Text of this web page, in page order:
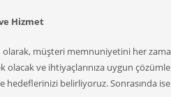
Hizmet
olarak, müşteri memnuniyetini her
olacak ve ihtiyaçlarınıza uygun
ve hedeflerinizi belirliyoruz.